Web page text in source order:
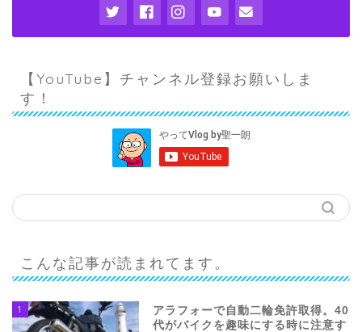
【YouTube】チャンネル登録お願いしま
す！
こんな記事が読まれてます。
1
アラフォーで自動二輪免許取得。40
代がバイクを趣味にする時に注意す